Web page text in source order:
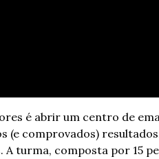
é abrir um centro de
(e comprovados)
turma, composta por 15